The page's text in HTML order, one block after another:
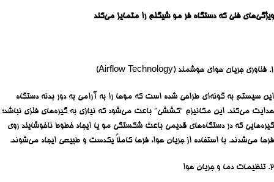
ویژگی‌های فنی که دستگاه فر مو شیگلم را متمایز می‌کند
۱. فناوری جریان هوای هوشمند (Airflow Technology)
این سیستم به گونه‌ای طراحی شده است که موها را به آرامی به دور بدنه دستگاه
هدایت می‌کند. این مکانیزم “کششی” باعث می‌شود که نیازی به گیره‌های فلزی نباشد؛
گیره‌هایی که در دستگاه‌های قدیمی باعث شکستگی مو یا ایجاد خطوط ناخوشایند روی
فرها می‌شدند. با استفاده از جریان هوا، فرها کاملاً یکدست و طبیعی ایجاد می‌شوند.
۲. تنظیمات دما و جریان هوا